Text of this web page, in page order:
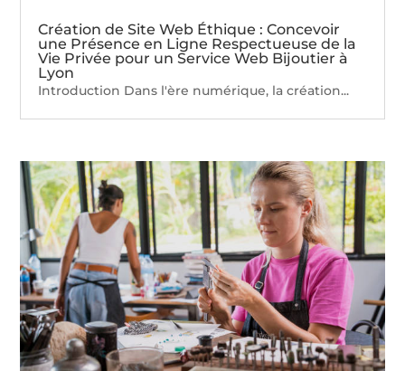
Création de Site Web Éthique : Concevoir
une Présence en Ligne Respectueuse de la
Vie Privée pour un Service Web Bijoutier à
Lyon
Introduction Dans l'ère numérique, la création...